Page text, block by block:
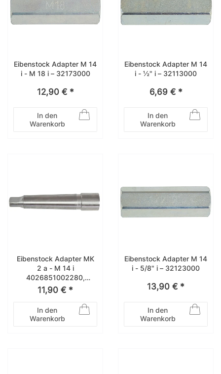
Eibenstock Adapter M 14
i - M 18 i – 32173000
12,90 € *
In den
Warenkorb
Eibenstock Adapter M 14
i - ½" i – 32113000
6,69 € *
In den
Warenkorb
Eibenstock Adapter MK
2 a - M 14 i
4026851002280,
33113000
11,90 € *
In den
Warenkorb
Eibenstock Adapter M 14
i - 5/8" i – 32123000
13,90 € *
In den
Warenkorb